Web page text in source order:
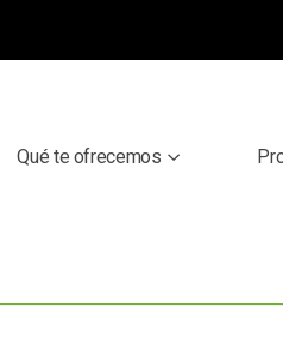
Qué te ofrecemos